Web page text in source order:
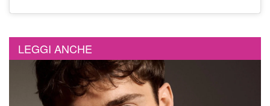
LEGGI ANCHE